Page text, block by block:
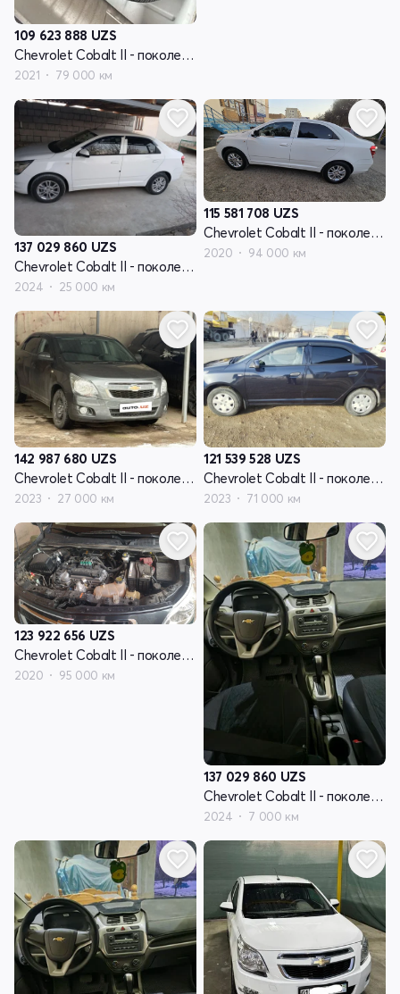
109 623 888 UZS
Chevrolet Cobalt II - поколение рестайлинг
2021 79 000 км
137 029 860 UZS
Chevrolet Cobalt II - поколение рестайлинг
2024 25 000 км
115 581 708 UZS
Chevrolet Cobalt II - поколение рестайлинг
2020 94 000 км
142 987 680 UZS
Chevrolet Cobalt II - поколение рестайлинг
2023 27 000 км
121 539 528 UZS
Chevrolet Cobalt II - поколение рестайлинг
2023 71 000 км
123 922 656 UZS
Chevrolet Cobalt II - поколение рестайлинг
2020 95 000 км
137 029 860 UZS
Chevrolet Cobalt II - поколение рестайлинг
2024 7 000 км